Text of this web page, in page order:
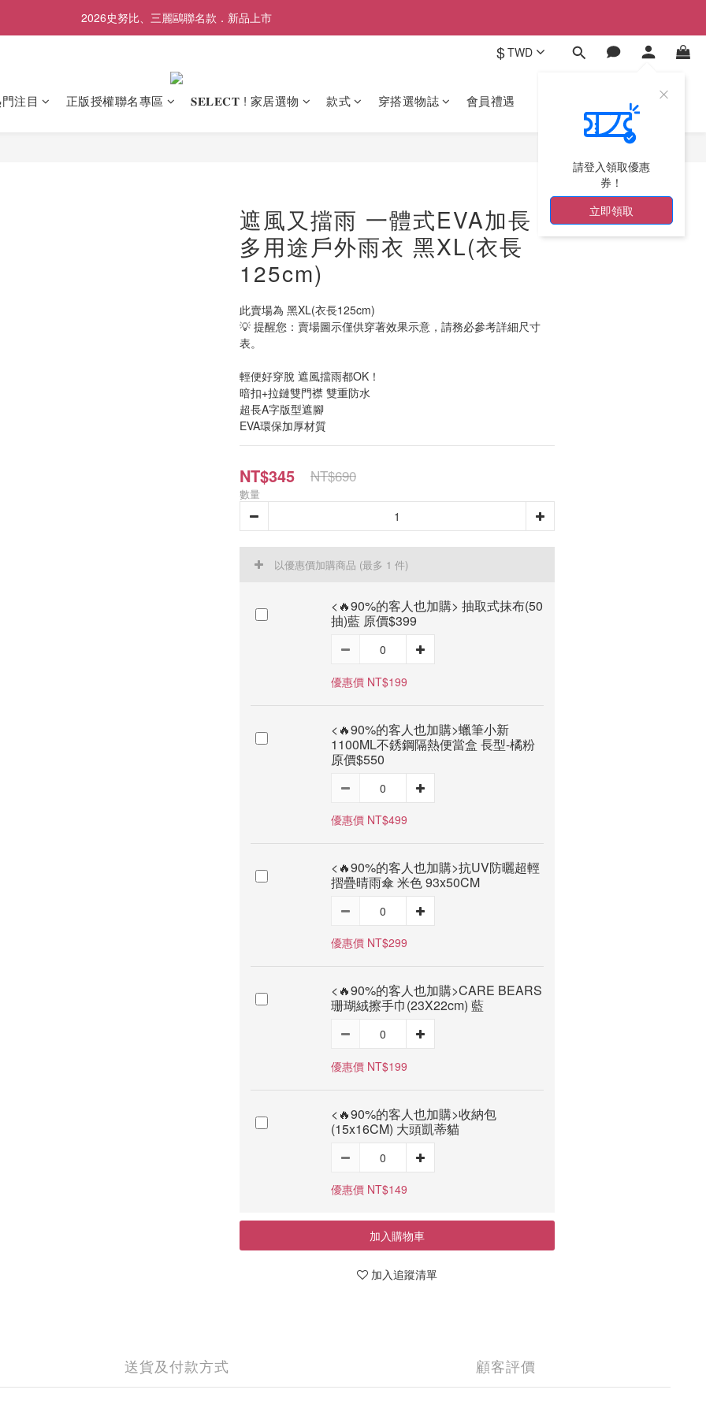
✨前往LINE加入好友領取專屬$50優惠券✨
2026史努比、三麗鷗聯名款．新品上市
$TWD
請登入領取優惠
券！
立即領取
注目 正版授權聯名專區 𝐒𝐄𝐋𝐄𝐂𝐓 ! 家居選物 款式 穿搭選物誌 會員禮遇
遮風又擋雨 一體式EVA加長
多用途戶外雨衣 黑XL(衣長
125cm)
此賣場為 黑XL(衣長125cm)
💡 提醒您：賣場圖示僅供穿著效果示意，請務必參考詳細尺寸
表。
輕便好穿脫 遮風擋雨都OK！
暗扣+拉鏈雙門襟 雙重防水
超長A字版型遮腳
EVA環保加厚材質
NT$345 NT$690
數量
以優惠價加購商品 (最多 1 件)
<🔥90%的客人也加購> 抽取式抹布(50
抽)藍 原價$399
優惠價 NT$199
<🔥90%的客人也加購>蠟筆小新
1100ML不銹鋼隔熱便當盒 長型-橘粉
原價$550
優惠價 NT$499
<🔥90%的客人也加購>抗UV防曬超輕
摺疊晴雨傘 米色 93x50CM
優惠價 NT$299
<🔥90%的客人也加購>CARE BEARS
珊瑚絨擦手巾(23X22cm) 藍
優惠價 NT$199
<🔥90%的客人也加購>收納包
(15x16CM) 大頭凱蒂貓
優惠價 NT$149
加入購物車
加入追蹤清單
送貨及付款方式 顧客評價